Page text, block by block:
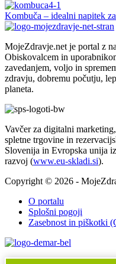
Kombuča – idealni napitek
MojeZdravje.net je portal z
Obiskovalcem in
zavedanjem, voljo in
zdravju, dobremu počutju,
planeta.
Vavčer za digitalni
spletne trgovine in
Slovenija in Evropska unija
razvoj (www.eu-skladi.si).
Copyright © 2026 -
O portalu
Splošni pogoji
Zasebnost in piškotki